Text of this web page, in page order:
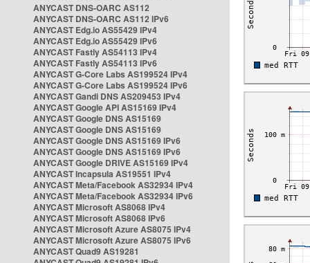
ANYCAST DNS-OARC AS112
ANYCAST DNS-OARC AS112 IPv6
ANYCAST Edg.io AS55429 IPv4
ANYCAST Edg.io AS55429 IPv6
ANYCAST Fastly AS54113 IPv4
ANYCAST Fastly AS54113 IPv6
ANYCAST G-Core Labs AS199524 IPv4
ANYCAST G-Core Labs AS199524 IPv6
ANYCAST Gandi DNS AS209453 IPv4
ANYCAST Google API AS15169 IPv4
ANYCAST Google DNS AS15169
ANYCAST Google DNS AS15169
ANYCAST Google DNS AS15169 IPv6
ANYCAST Google DNS AS15169 IPv6
ANYCAST Google DRIVE AS15169 IPv4
ANYCAST Incapsula AS19551 IPv4
ANYCAST Meta/Facebook AS32934 IPv4
ANYCAST Meta/Facebook AS32934 IPv6
ANYCAST Microsoft AS8068 IPv4
ANYCAST Microsoft AS8068 IPv6
ANYCAST Microsoft Azure AS8075 IPv4
ANYCAST Microsoft Azure AS8075 IPv6
ANYCAST Quad9 AS19281